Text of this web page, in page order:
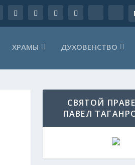
ХРАМЫ ДУХОВЕНСТВО
СВЯТОЙ
ПАВЕЛ